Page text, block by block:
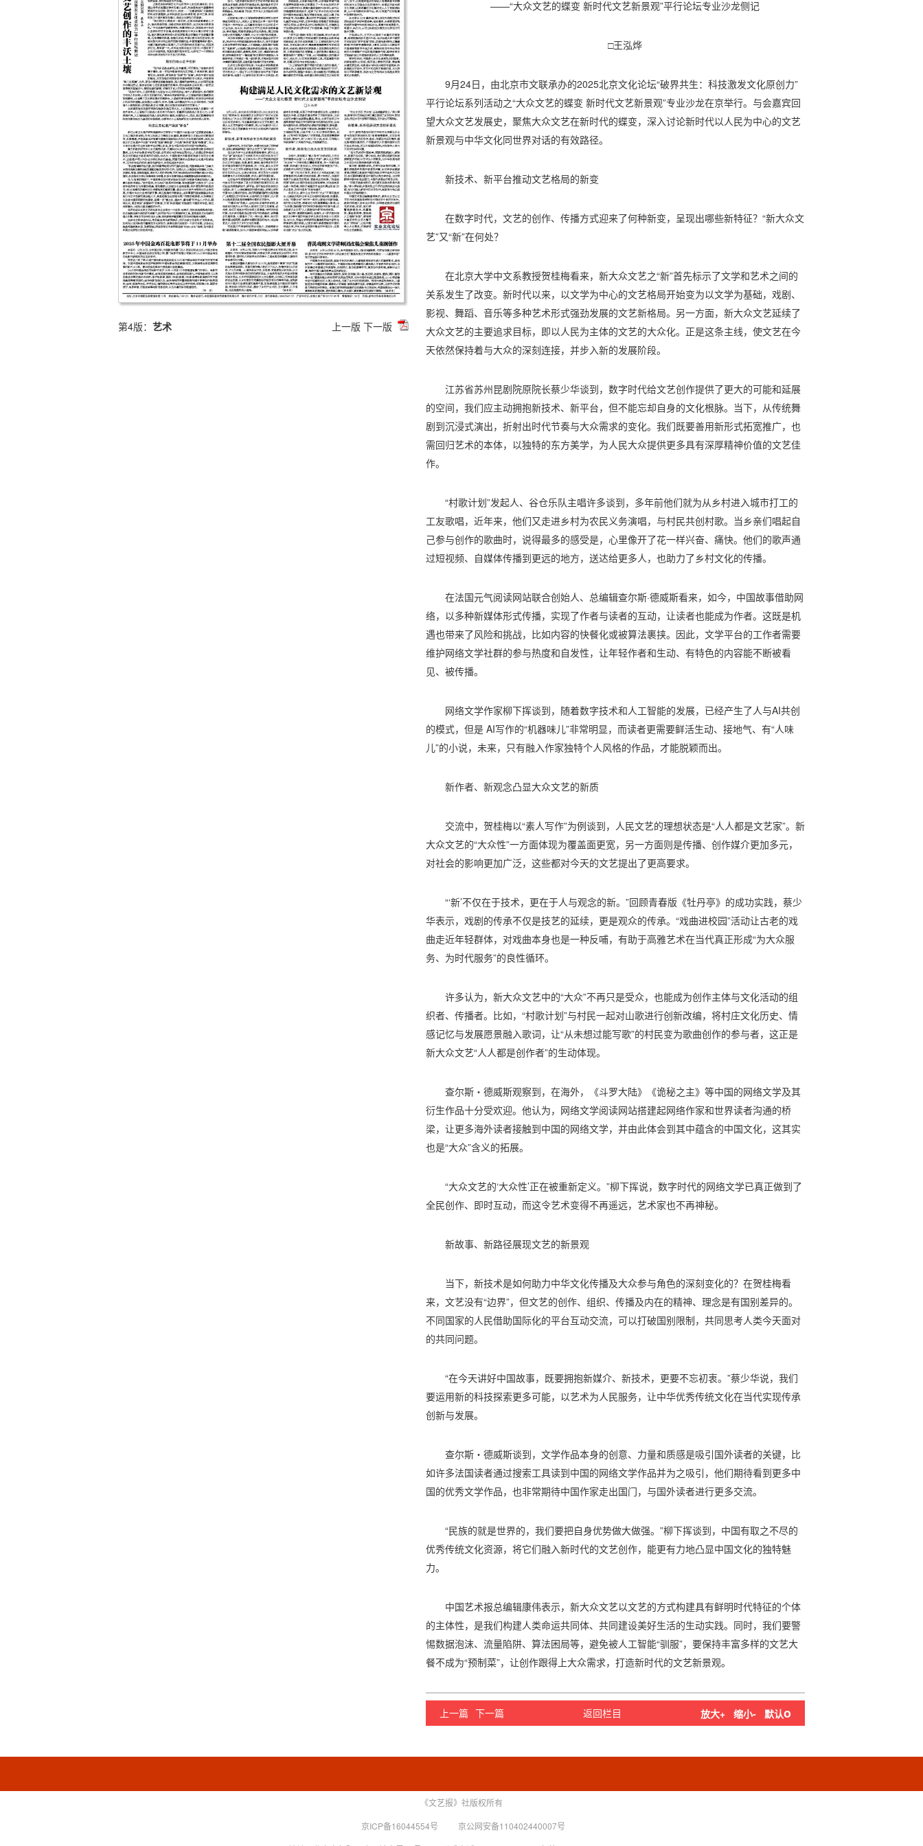
第4版： 艺术 上一版 下一版
——“大众文艺的蝶变 新时代文艺新景观”平行论坛专业沙龙侧记
□王泓烨
9月24日，由北京市文联承办的2025北京文化论坛“破界共生：科技激发文化原创力”
平行论坛系列活动之“大众文艺的蝶变 新时代文艺新景观”专业沙龙在京举行。与会嘉宾回
望大众文艺发展史，聚焦大众文艺在新时代的蝶变，深入讨论新时代以人民为中心的文艺
新景观与中华文化同世界对话的有效路径。
新技术、新平台推动文艺格局的新变
在数字时代，文艺的创作、传播方式迎来了何种新变，呈现出哪些新特征？“新大众文
艺”又“新”在何处？
在北京大学中文系教授贺桂梅看来，新大众文艺之“新”首先标示了文学和艺术之间的
关系发生了改变。新时代以来，以文学为中心的文艺格局开始变为以文学为基础，戏剧、
影视、舞蹈、音乐等多种艺术形式强劲发展的文艺新格局。另一方面，新大众文艺延续了
大众文艺的主要追求目标，即以人民为主体的文艺的大众化。正是这条主线，使文艺在今
天依然保持着与大众的深刻连接，并步入新的发展阶段。
江苏省苏州昆剧院原院长蔡少华谈到，数字时代给文艺创作提供了更大的可能和延展
的空间，我们应主动拥抱新技术、新平台，但不能忘却自身的文化根脉。当下，从传统舞
剧到沉浸式演出，折射出时代节奏与大众需求的变化。我们既要善用新形式拓宽推广，也
需回归艺术的本体，以独特的东方美学，为人民大众提供更多具有深厚精神价值的文艺佳
作。
“村歌计划”发起人、谷仓乐队主唱许多谈到，多年前他们就为从乡村进入城市打工的
工友歌唱，近年来，他们又走进乡村为农民义务演唱，与村民共创村歌。当乡亲们唱起自
己参与创作的歌曲时，说得最多的感受是，心里像开了花一样兴奋、痛快。他们的歌声通
过短视频、自媒体传播到更远的地方，送达给更多人，也助力了乡村文化的传播。
在法国元气阅读网站联合创始人、总编辑查尔斯·德威斯看来，如今，中国故事借助网
络，以多种新媒体形式传播，实现了作者与读者的互动，让读者也能成为作者。这既是机
遇也带来了风险和挑战，比如内容的快餐化或被算法裹挟。因此，文学平台的工作者需要
维护网络文学社群的参与热度和自发性，让年轻作者和生动、有特色的内容能不断被看
见、被传播。
网络文学作家柳下挥谈到，随着数字技术和人工智能的发展，已经产生了人与AI共创
的模式，但是 AI写作的“机器味儿”非常明显，而读者更需要鲜活生动、接地气、有“人味
儿”的小说，未来，只有融入作家独特个人风格的作品，才能脱颖而出。
新作者、新观念凸显大众文艺的新质
交流中，贺桂梅以“素人写作”为例谈到，人民文艺的理想状态是“人人都是文艺家”。新
大众文艺的“大众性”一方面体现为覆盖面更宽，另一方面则是传播、创作媒介更加多元，
对社会的影响更加广泛，这些都对今天的文艺提出了更高要求。
“‘新’不仅在于技术，更在于人与观念的新。”回顾青春版《牡丹亭》的成功实践，蔡少
华表示，戏剧的传承不仅是技艺的延续，更是观众的传承。“戏曲进校园”活动让古老的戏
曲走近年轻群体，对戏曲本身也是一种反哺，有助于高雅艺术在当代真正形成“为大众服
务、为时代服务”的良性循环。
许多认为，新大众文艺中的“大众”不再只是受众，也能成为创作主体与文化活动的组
织者、传播者。比如，“村歌计划”与村民一起对山歌进行创新改编，将村庄文化历史、情
感记忆与发展愿景融入歌词，让“从未想过能写歌”的村民变为歌曲创作的参与者，这正是
新大众文艺“人人都是创作者”的生动体现。
查尔斯・德威斯观察到，在海外，《斗罗大陆》《诡秘之主》等中国的网络文学及其
衍生作品十分受欢迎。他认为，网络文学阅读网站搭建起网络作家和世界读者沟通的桥
梁，让更多海外读者接触到中国的网络文学，并由此体会到其中蕴含的中国文化，这其实
也是“大众”含义的拓展。
“大众文艺的‘大众性’正在被重新定义。”柳下挥说，数字时代的网络文学已真正做到了
全民创作、即时互动，而这令艺术变得不再遥远，艺术家也不再神秘。
新故事、新路径展现文艺的新景观
当下，新技术是如何助力中华文化传播及大众参与角色的深刻变化的？在贺桂梅看
来，文艺没有“边界”，但文艺的创作、组织、传播及内在的精神、理念是有国别差异的。
不同国家的人民借助国际化的平台互动交流，可以打破国别限制，共同思考人类今天面对
的共同问题。
“在今天讲好中国故事，既要拥抱新媒介、新技术，更要不忘初衷。”蔡少华说，我们
要运用新的科技探索更多可能，以艺术为人民服务，让中华优秀传统文化在当代实现传承
创新与发展。
查尔斯・德威斯谈到，文学作品本身的创意、力量和质感是吸引国外读者的关键，比
如许多法国读者通过搜索工具读到中国的网络文学作品并为之吸引，他们期待看到更多中
国的优秀文学作品，也非常期待中国作家走出国门，与国外读者进行更多交流。
“民族的就是世界的，我们要把自身优势做大做强。”柳下挥谈到，中国有取之不尽的
优秀传统文化资源，将它们融入新时代的文艺创作，能更有力地凸显中国文化的独特魅
力。
中国艺术报总编辑康伟表示，新大众文艺以文艺的方式构建具有鲜明时代特征的个体
的主体性，是我们构建人类命运共同体、共同建设美好生活的生动实践。同时，我们要警
惕数据泡沫、流量陷阱、算法困局等，避免被人工智能“驯服”，要保持丰富多样的文艺大
餐不成为“预制菜”，让创作跟得上大众需求，打造新时代的文艺新景观。
返回栏目
上一篇 下一篇 放大+ 缩小- 默认o
《文艺报》社版权所有
京ICP备16044554号
京公网安备110402440007号